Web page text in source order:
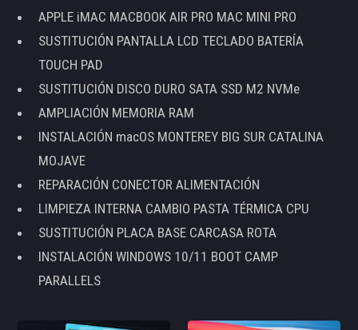
APPLE iMAC MACBOOK AIR PRO MAC MINI PRO
SUSTITUCIÓN PANTALLA LCD TECLADO BATERÍA
TOUCH PAD
SUSTITUCIÓN DISCO DURO SATA SSD M2 NVMe
AMPLIACIÓN MEMORIA RAM
INSTALACIÓN macOS MONTEREY BIG SUR CATALINA
MOJAVE
REPARACIÓN CONECTOR ALIMENTACIÓN
LIMPIEZA INTERNA CAMBIO PASTA TÉRMICA CPU
SUSTITUCIÓN PLACA BASE CARCASA ROTA
INSTALACIÓN WINDOWS 10/11 BOOT CAMP
PARALLELS